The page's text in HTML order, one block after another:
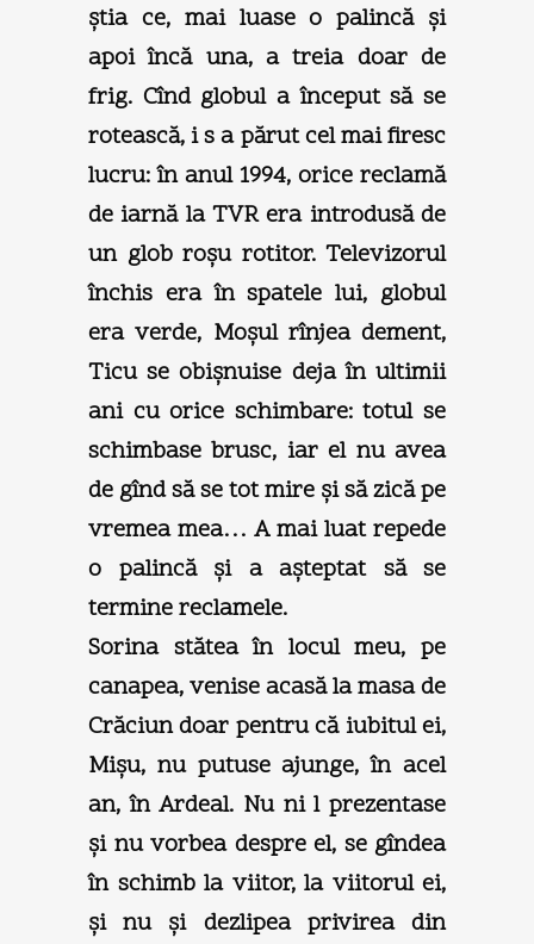
ştia ce, mai luase o palincă şi
apoi încă una, a treia doar de
frig. Cînd globul a început să se
rotească, i s a părut cel mai firesc
lucru: în anul 1994, orice reclamă
de iarnă la TVR era introdusă de
un glob roşu rotitor. Televizorul
închis era în spatele lui, globul
era verde, Moşul rînjea dement,
Ticu se obişnuise deja în ultimii
ani cu orice schimbare: totul se
schimbase brusc, iar el nu avea
de gînd să se tot mire şi să zică pe
vremea mea… A mai luat repede
o palincă şi a aşteptat să se
termine reclamele.
Sorina stătea în locul meu, pe
canapea, venise acasă la masa de
Crăciun doar pentru că iubitul ei,
Mişu, nu putuse ajunge, în acel
an, în Ardeal. Nu ni l prezentase
şi nu vorbea despre el, se gîndea
în schimb la viitor, la viitorul ei,
şi nu şi dezlipea privirea din